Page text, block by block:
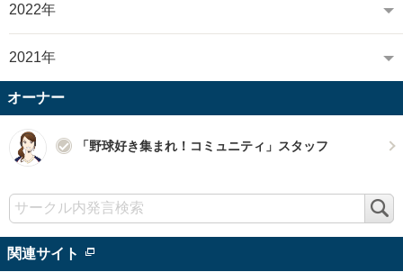
2022年
2021年
オーナー
「野球好き集まれ！コミュニティ」スタッフ
関連サイト